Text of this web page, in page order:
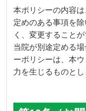
本ポリシーの内容
定めのある事項を
く、変更すること
当院が別途定める
ーポリシーは、本
力を生じるものとし